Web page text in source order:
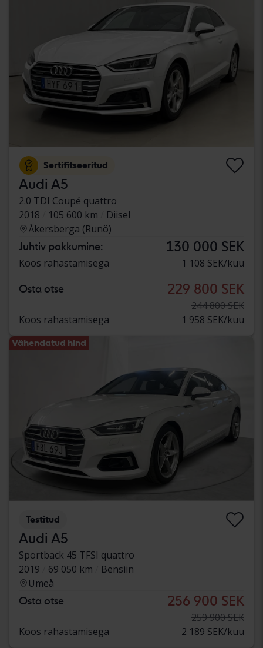
Sertifitseeritud
Audi A5
2.0 TDI Coupé quattro
2018
105 600 km
Diisel
Åkersberga (Runö)
Juhtiv pakkumine: 130 000 SEK
Koos rahastamisega 1 108 SEK/kuu
Osta otse 229 800 SEK
244 800 SEK
Koos rahastamisega
1 958 SEK/kuu
Vähendatud hind
Testitud
Audi A5
Sportback 45 TFSI quattro
2019
69 050 km
Bensiin
Umeå
Osta otse 256 900 SEK
259 900 SEK
Koos rahastamisega
2 189 SEK/kuu